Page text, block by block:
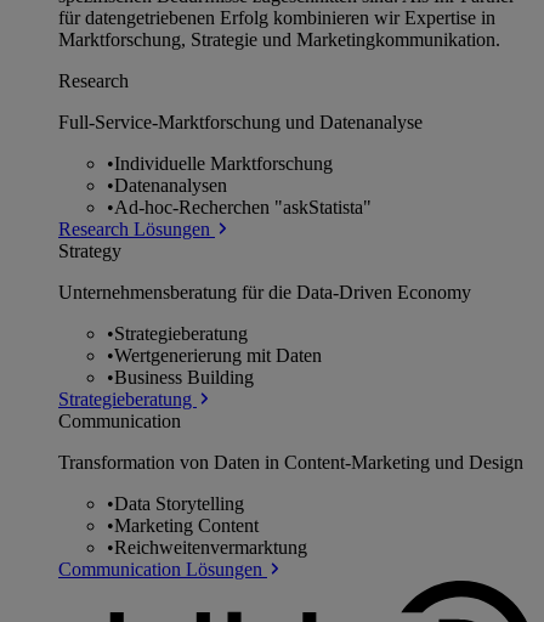
für datengetriebenen Erfolg kombinieren wir Expertise in
Marktforschung, Strategie und Marketingkommunikation.
Research
Full-Service-Marktforschung und Datenanalyse
•Individuelle Marktforschung
•Datenanalysen
•Ad-hoc-Recherchen "askStatista"
Research Lösungen
Strategy
Unternehmens­beratung für die Data-Driven Economy
•Strategieberatung
•Wertgenerierung mit Daten
•Business Building
Strategieberatung
Communication
Transformation von Daten in Content-Marketing und Design
•Data Storytelling
•Marketing Content
•Reichweitenvermarktung
Communication Lösungen